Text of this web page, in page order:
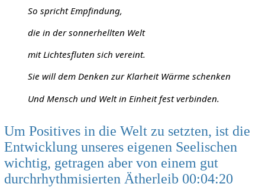
So spricht Empfindung,
die in der sonnerhellten Welt
mit Lichtesfluten sich vereint.
Sie will dem Denken zur Klarheit Wärme schenken
Und Mensch und Welt in Einheit fest verbinden.
Um Positives in die Welt zu setzten, ist die
Entwicklung unseres eigenen Seelischen
wichtig, getragen aber von einem gut
durchrhythmisierten Ätherleib 00:04:20